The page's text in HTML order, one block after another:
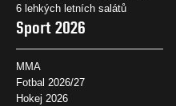
6 lehkých letních salátů
Sport 2026
MMA
Fotbal 2026/27
Hokej 2026